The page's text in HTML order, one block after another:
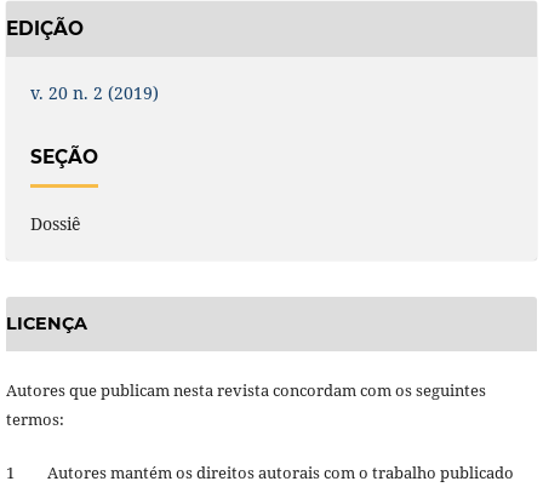
EDIÇÃO
v. 20 n. 2 (2019)
SEÇÃO
Dossiê
LICENÇA
Autores que publicam nesta revista concordam com os seguintes
termos:
1 Autores mantém os direitos autorais com o trabalho publicado